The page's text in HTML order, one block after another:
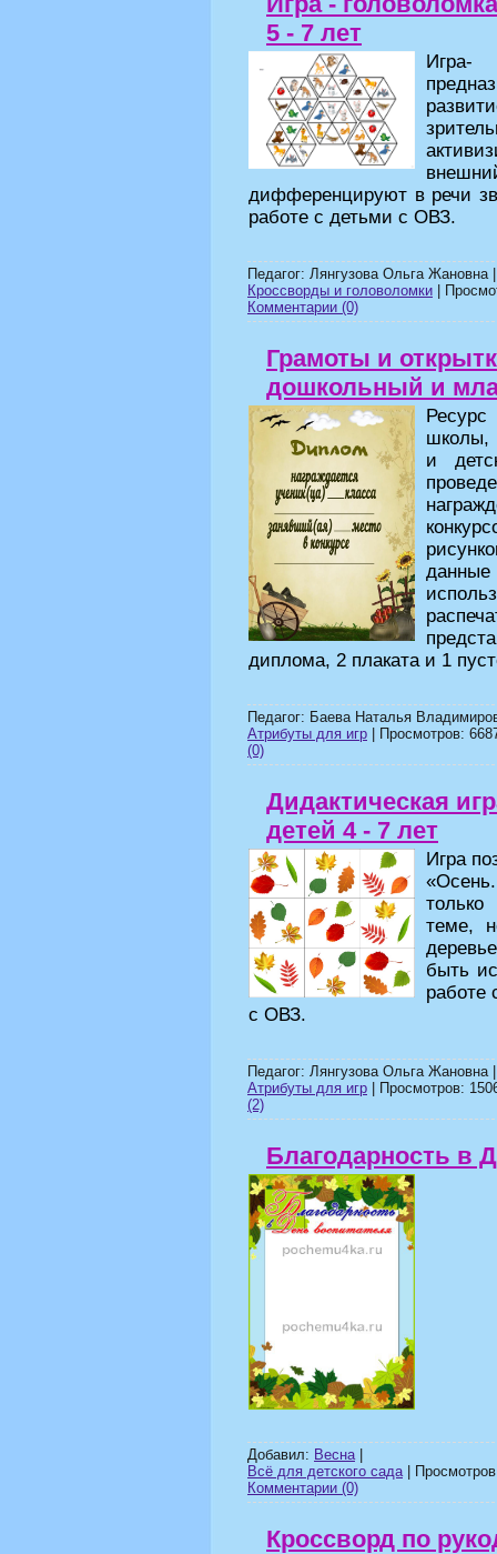
5 - 7 лет
Игра-
дифференцируют в речи
работе с детьми с ОВЗ.
Педагог: Лянгузова Ольга
Кроссворды и головоломки |
Комментарии (0)
Грамоты и
дошкольный и
школы,
и
диплома, 2 плаката и 1
Педагог: Баева Наталья
Атрибуты для игр | Просмотров:
(0)
Дидактическая
детей 4 - 7 лет
Игра
теме,
быть
работе
с ОВЗ.
Педагог: Лянгузова Ольга
Атрибуты для игр | Просмотров:
(2)
Благодарность в
Добавил: Весна|
Всё для детского сада|
Комментарии (0)
Кроссворд по